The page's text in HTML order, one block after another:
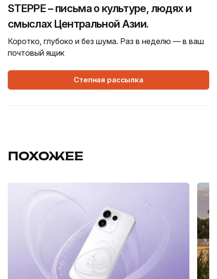
STEPPE – письма о культуре, людях и
смыслах Центральной Азии.
Коротко, глубоко и без шума. Раз в неделю — в ваш
почтовый ящик
Степная рассылка
ПОХОЖЕЕ